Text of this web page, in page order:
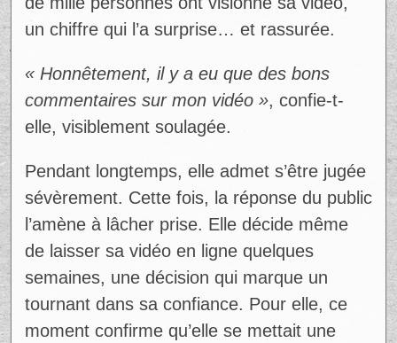
un chiffre qui l’a surprise… et rassurée.
« Honnêtement, il y a eu que des bons
commentaires sur mon vidéo », confie-t-
elle, visiblement soulagée.
Pendant longtemps, elle admet s’être jugée
sévèrement. Cette fois, la réponse du public
l’amène à lâcher prise. Elle décide même
de laisser sa vidéo en ligne quelques
semaines, une décision qui marque un
tournant dans sa confiance. Pour elle, ce
moment confirme qu’elle se mettait une